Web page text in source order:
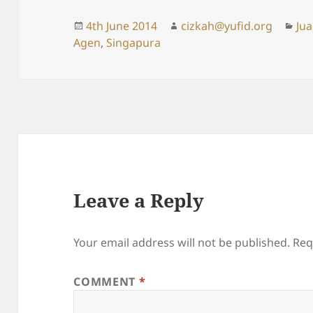
Posted
on
4th June 2014 Author
cizkah@yufid.org
Agen,Singapura
Leave a Reply
Your email address will not be published.
COMMENT *